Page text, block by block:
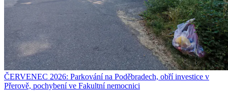
ČERVENEC 2026: Parkování na Poděbradech, obří investice v
Přerově, pochybení ve Fakultní nemocnici